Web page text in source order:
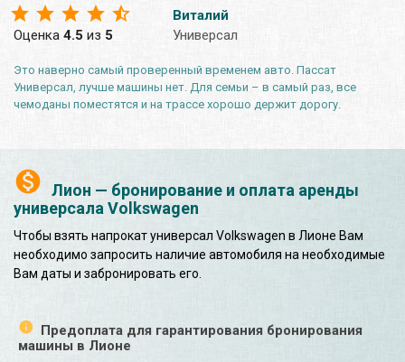
Лион — бронирование и оплата аренды
универсала Volkswagen
Чтобы взять напрокат универсал Volkswagen в Лионе Вам
необходимо запросить наличие автомобиля на необходимые
Вам даты и забронировать его.
Предоплата для гарантирования бронирования
машины в Лионе
Оценка 4.5 из 5
Виталий
Универсал
Это наверно самый проверенный временем авто. Пассат
Универсал, лучше машины нет. Для семьи – в самый раз, все
чемоданы поместятся и на трассе хорошо держит дорогу.